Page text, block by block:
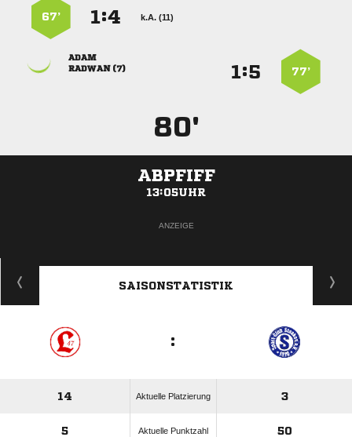
k.A. (11)
:
67’
77’
:

 
80'
ABPFIFF
13:05UHR
ANZEIGE
SAISONSTATISTIK
:
14 Aktuelle Platzierung 3
5 Aktuelle Punktzahl 50